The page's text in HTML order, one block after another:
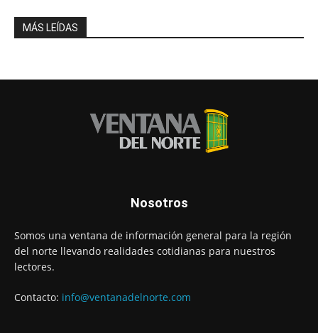
MÁS LEÍDAS
Nosotros
Somos una ventana de información general para la región
del norte llevando realidades cotidianas para nuestros
lectores.
Contacto: info@ventanadelnorte.com